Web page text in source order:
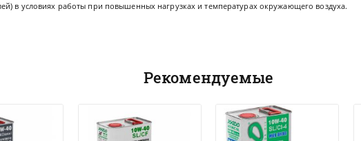
в условиях работы при повышенных нагрузках и температурах окружающего воздуха.
Рекомендуемые